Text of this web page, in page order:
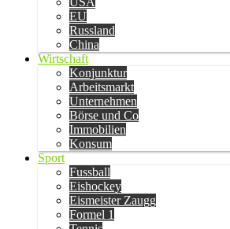
EU
Russland
China
Wirtschaft
Konjunktur
Arbeitsmarkt
Unternehmen
Börse und Co
Immobilien
Konsum
Sport
Fussball
Eishockey
Eismeister Zaugg
Formel 1